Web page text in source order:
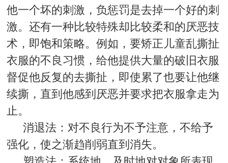
他一个坏的刺激，负惩罚是去掉一个好的刺
激。还有一种比较特殊却比较柔和的厌恶技
术，即饱和策略。例如，要矫正儿童乱撕扯
衣服的不良习惯，给他提供大量的破旧衣服
督促他反复的去撕扯，即使累了也要让他继
续撕，直到他感到厌恶并要求把衣服拿走为
止。
消退法：对不良行为不予注意，不给予
强化，使之渐趋削弱直到消失。